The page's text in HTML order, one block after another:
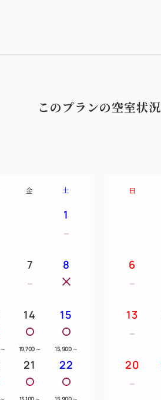
このプランの空室状況
金 土
1
7 8
～
14
19,700 ～
15
15,900 ～
21 22
日
6
13
20